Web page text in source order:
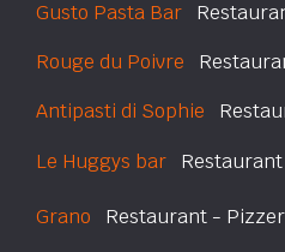
Gusto Pasta Bar
Rouge du Poivre
Antipasti di Sophie
Le Huggys bar Restaurant
Grano Restaurant -